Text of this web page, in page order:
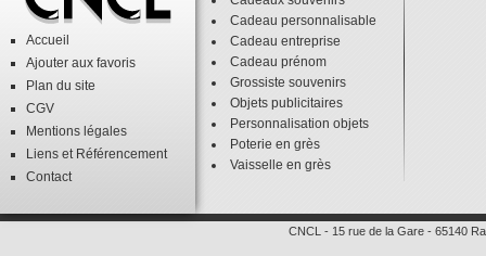
Accueil
Ajouter aux favoris
Plan du site
CGV
Mentions légales
Liens et Référencement
Contact
Cadeau personnalisable
Cadeau entreprise
Cadeau prénom
Grossiste souvenirs
Objets publicitaires
Personnalisation objets
Poterie en grès
Vaisselle en grès
CNCL - 15 rue de la Gare - 65140